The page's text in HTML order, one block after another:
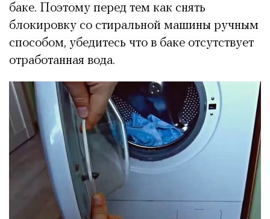
баке. Поэтому перед тем как снять
блокировку со стиральной машины ручным
способом, убедитесь что в баке отсутствует
отработанная вода.